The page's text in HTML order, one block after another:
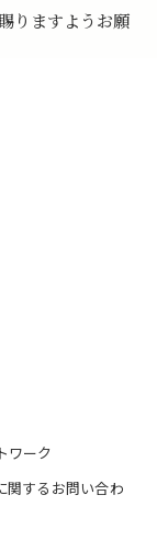
りますようお願
ワーク
関するお問い合わ